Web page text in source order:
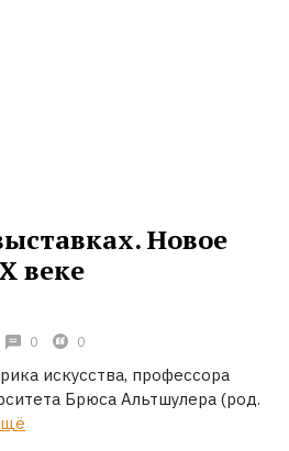
Новое
веке
0 0
искусства, профессора
Брюса Альтшулера (род.